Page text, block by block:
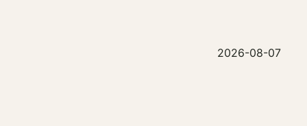
2026-08-07